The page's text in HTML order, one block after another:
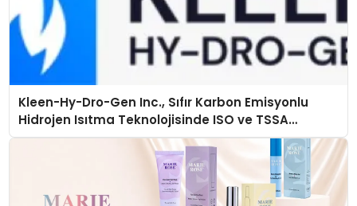
Kleen-Hy-Dro-Gen Inc., Sıfır Karbon Emisyonlu
Hidrojen Isıtma Teknolojisinde ISO ve TSSA
Düzenleyici Onaylarını Aldı